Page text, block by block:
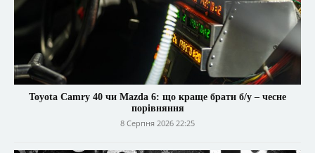
Toyota Camry 40 чи Mazda 6: що краще брати б/у – чесне
порівняння
8 Серпня 2026 22:25